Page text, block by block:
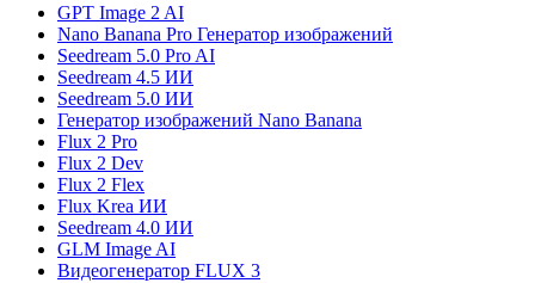
GPT Image 2 AI
Nano Banana Pro Генератор изображений
Seedream 5.0 Pro AI
Seedream 4.5 ИИ
Seedream 5.0 ИИ
Генератор изображений Nano Banana
Flux 2 Pro
Flux 2 Dev
Flux 2 Flex
Flux Krea ИИ
Seedream 4.0 ИИ
GLM Image AI
Видеогенератор FLUX 3